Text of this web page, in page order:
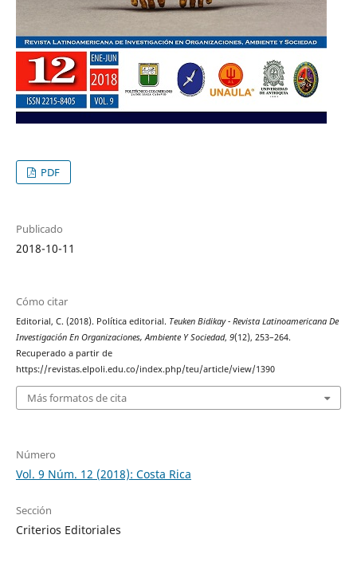
PDF
Publicado
2018-10-11
Cómo citar
Editorial, C. (2018). Política editorial. Teuken Bidikay - Revista Latinoamericana De
Investigación En Organizaciones, Ambiente Y Sociedad, 9(12), 253–264.
Recuperado a partir de
https://revistas.elpoli.edu.co/index.php/teu/article/view/1390
Más formatos de cita
Número
Vol. 9 Núm. 12 (2018): Costa Rica
Sección
Criterios Editoriales